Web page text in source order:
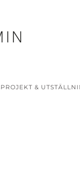
PROJEKT &